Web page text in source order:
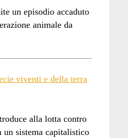
un episodio accaduto
animale da
viventi e della terra
alla lotta contro
sistema capitalistico